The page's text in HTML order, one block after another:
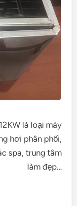
là loại máy
hơi phân phối,
spa, trung tâm
làm đẹp…